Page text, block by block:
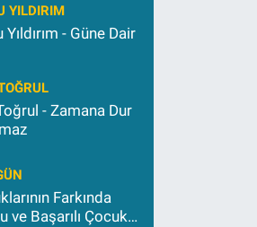
YILDIRIM
- Güne Dair
- Zamana Dur
Farkında
ve Başarılı Çocuk